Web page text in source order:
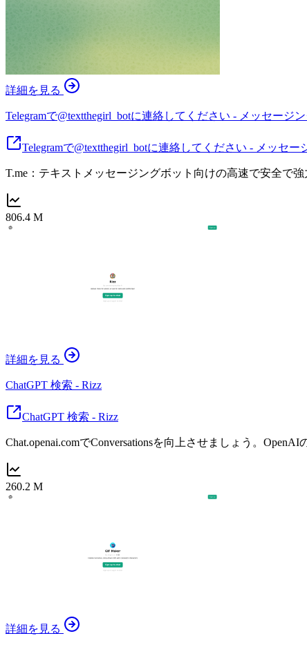
詳細を見る
Telegramで@textthegirl_botに連絡してください - メッセージ
Telegramで@textthegirl_botに連絡してください - メッセー
T.me：テキストメッセージングボット向けの高速で安全で強
806.4 M
詳細を見る
ChatGPT 検索 - Rizz
ChatGPT 検索 - Rizz
Chat.openai.comでConversationsを向上させましょう。
260.2 M
詳細を見る